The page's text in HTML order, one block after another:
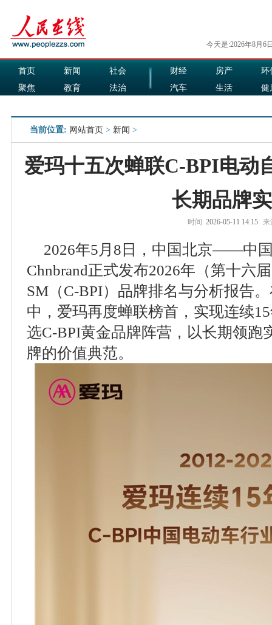
今天是:2026年8月6
首页 新闻
社会
聚焦
教育
法治
财经 房产
环
汽车
生活
健
当前位置: 网站首页 > 新闻 >
爱玛十五次蝉联C-BPI电动
长期品牌
时间: 2026-05-11 14:15 来
2026年5月8日，中国北京——中
Chnbrand正式发布2026年（第十六
SM（C-BPI）品牌排名与分析报告
中，爱玛再度蝉联榜首，实现连续
选C-BPI黄金品牌阵营，以长期领跑
牌的价值典范。